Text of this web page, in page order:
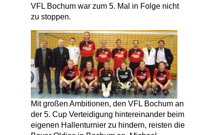
VFL Bochum war zum 5. Mal in Folge nicht
zu stoppen.
Mit großen Ambitionen, den VFL Bochum an
der 5. Cup Verteidigung hintereinander beim
eigenen Hallenturnier zu hindern, reisten die